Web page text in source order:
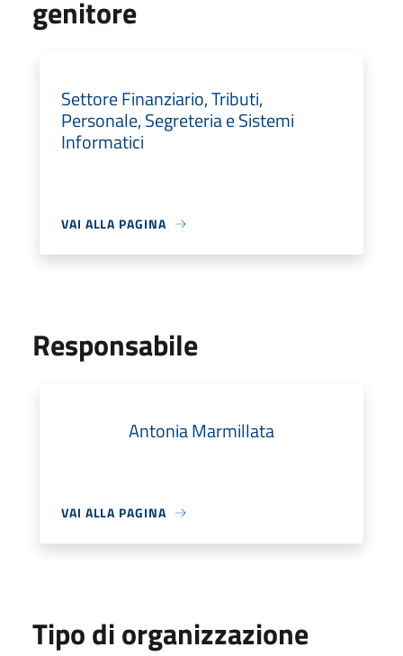
genitore
Settore Finanziario, Tributi,
Personale, Segreteria e Sistemi
Informatici
VAI ALLA PAGINA
Responsabile
Antonia Marmillata
VAI ALLA PAGINA
Tipo di organizzazione